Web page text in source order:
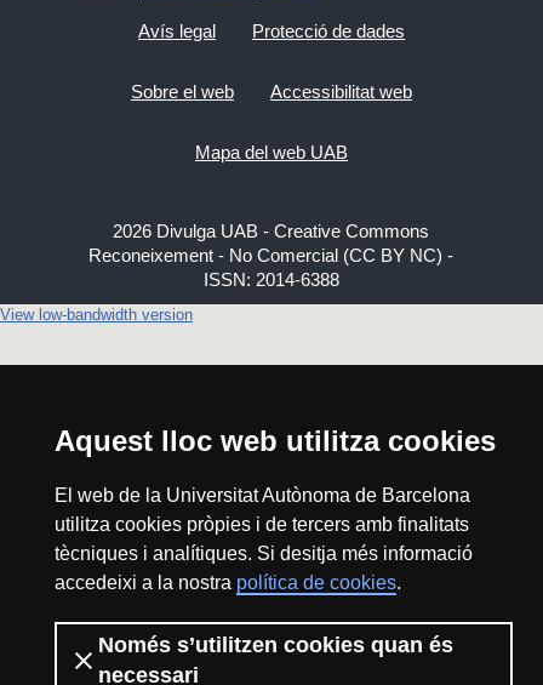
Aquest lloc web utilitza cookies
El web de la Universitat Autònoma de Barcelona
utilitza cookies pròpies i de tercers amb finalitats
tècniques i analítiques. Si desitja més informació
accedeixi a la nostra política de cookies.
Només s’utilitzen cookies quan és
necessari
Avís legal Protecció de dades
Sobre el web Accessibilitat web
Mapa del web UAB
2026 Divulga UAB - Creative Commons
Reconeixement - No Comercial (CC BY NC) -
ISSN: 2014-6388
View low-bandwidth version